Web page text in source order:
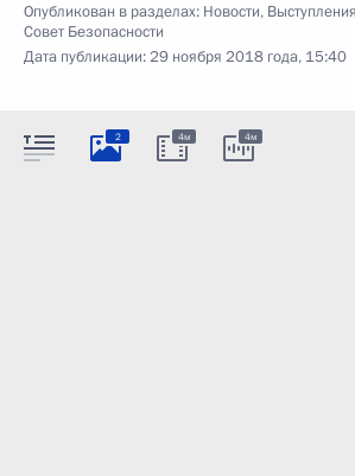
Опубликован в разделах: Новости,
Совет Безопасности
Дата публикации:29 ноября 2018 года, 15:40
2 4м 4м